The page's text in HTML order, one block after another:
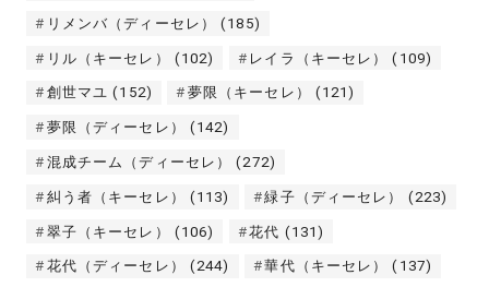
リメンバ（ディーセレ） (185)
リル（キーセレ） (102) レイラ（キーセレ） (109)
創世マユ (152) 夢限（キーセレ） (121)
夢限（ディーセレ） (142)
混成チーム（ディーセレ） (272)
糾う者（キーセレ） (113) 緑子（ディーセレ） (223)
翠子（キーセレ） (106) 花代 (131)
花代（ディーセレ） (244) 華代（キーセレ） (137)